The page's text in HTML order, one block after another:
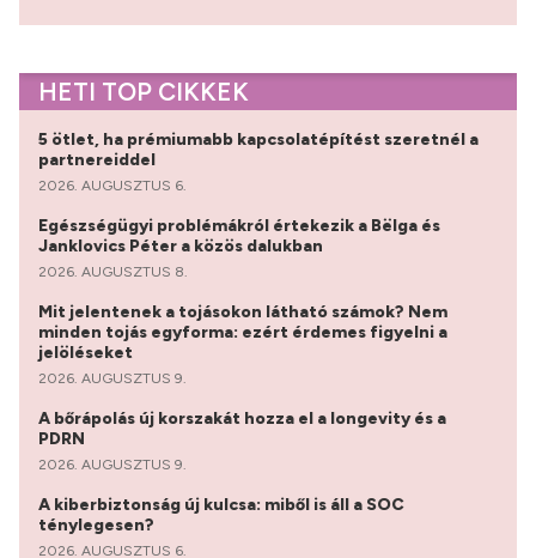
HETI TOP CIKKEK
5 ötlet, ha prémiumabb kapcsolatépítést szeretnél a
partnereiddel
2026. AUGUSZTUS 6.
Egészségügyi problémákról értekezik a Bëlga és
Janklovics Péter a közös dalukban
2026. AUGUSZTUS 8.
Mit jelentenek a tojásokon látható számok? Nem
minden tojás egyforma: ezért érdemes figyelni a
jelöléseket
2026. AUGUSZTUS 9.
A bőrápolás új korszakát hozza el a longevity és a
PDRN
2026. AUGUSZTUS 9.
A kiberbiztonság új kulcsa: miből is áll a SOC
ténylegesen?
2026. AUGUSZTUS 6.